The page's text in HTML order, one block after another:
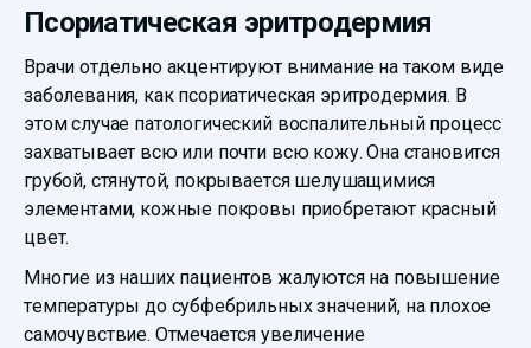
Псориатическая эритродермия
Врачи отдельно акцентируют внимание на таком виде
заболевания, как псориатическая эритродермия. В
этом случае патологический воспалительный процесс
захватывает всю или почти всю кожу. Она становится
грубой, стянутой, покрывается шелушащимися
элементами, кожные покровы приобретают красный
цвет.
Многие из наших пациентов жалуются на повышение
температуры до субфебрильных значений, на плохое
самочувствие. Отмечается увеличение